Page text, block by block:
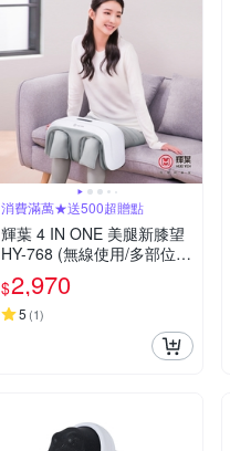
消費滿萬★送500超贈點
輝葉 4 IN ONE 美腿新膝望
HY-768 (無線使用/多部位按
摩/三段力度三種按摩手法調
節)
$2,970
5 (1)